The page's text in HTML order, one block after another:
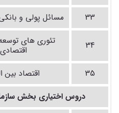
33
مسائل پولی و
34
تئوری های
اقتصادی
35 اقتصاد بین
دروس اختیاری بخش